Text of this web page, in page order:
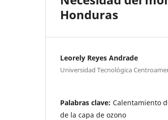
Honduras
Leorely Reyes Andrade
Universidad Tecnológica
Palabras clave: Calentamiento
de la capa de ozono